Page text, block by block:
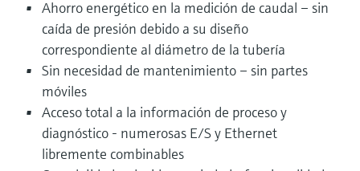
Ahorro energético en la medición de caudal – sin
caída de presión debido a su diseño
correspondiente al diámetro de la tubería
Sin necesidad de mantenimiento – sin partes
móviles
Acceso total a la información de proceso y
diagnóstico - numerosas E/S y Ethernet
libremente combinables